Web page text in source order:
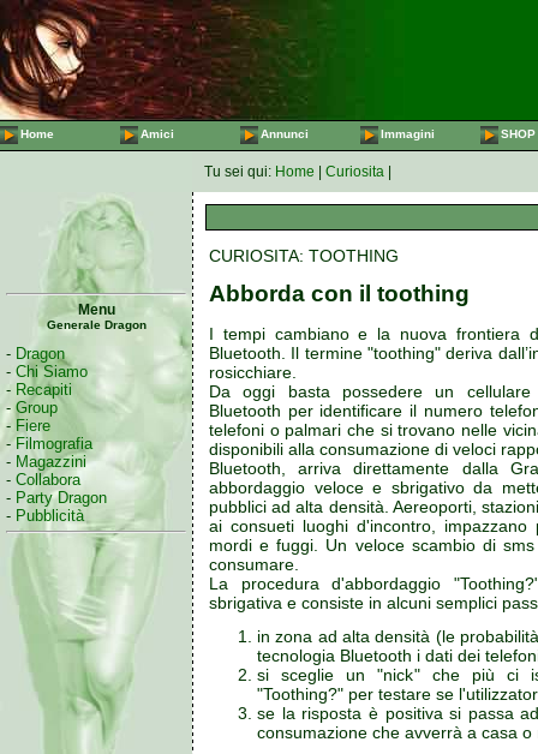
Home Amici Annunci Immagini SHOP
Tu sei qui: Home Curiosita
Menu
Generale Dragon
- Dragon
- Chi Siamo
- Recapiti
- Group
- Fiere
-Filmografia
- Magazzini
- Collabora
- Party Dragon
- Pubblicità
CURIOSITA: TOOTHING
Abborda con il toothing
I tempi cambiano e la nuova frontiera
Bluetooth. Il termine "toothing" deriva
rosicchiare.
Da oggi basta possedere un
Bluetooth per identificare il numero
telefoni o palmari che si trovano nelle
disponibili alla consumazione di veloci
Bluetooth, arriva direttamente dalla
abbordaggio veloce e sbrigativo da
pubblici ad alta densità. Aereoporti,
ai consueti luoghi d'incontro,
mordi e fuggi. Un veloce scambio di
consumare.
La procedura d'abbordaggio
sbrigativa e consiste in alcuni semplici
in zona ad alta densità (le
tecnologia Bluetooth i dati dei
si sceglie un "nick" che più ci
"Toothing?" per testare se
se la risposta è positiva si passa
consumazione che avverrà a casa